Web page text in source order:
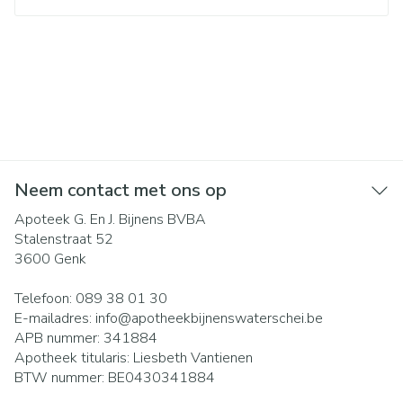
Neem contact met ons op
Apoteek G. En J. Bijnens BVBA
Stalenstraat 52
3600 Genk
Telefoon: 089 38 01 30
E-mailadres: info@apotheekbijnenswaterschei.be
APB nummer: 341884
Apotheek titularis: Liesbeth Vantienen
BTW nummer: BE0430341884